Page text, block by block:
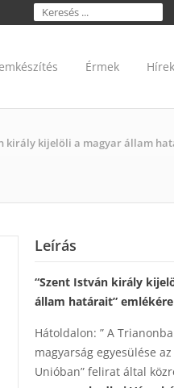
Érmek Hírek
király kijelöli a magyar állam
Leírás
“Szent István király
állam határait”
Hátoldalon: ” A
magyarság egyesülése
Unióban” felirat által